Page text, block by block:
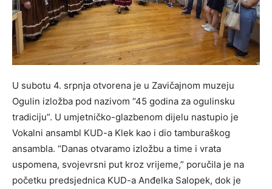
U subotu 4. srpnja otvorena je u Zavičajnom muzeju
Ogulin izložba pod nazivom “45 godina za ogulinsku
tradiciju”. U umjetničko-glazbenom dijelu nastupio je
Vokalni ansambl KUD-a Klek kao i dio tamburaškog
ansambla. “Danas otvaramo izložbu a time i vrata
uspomena, svojevrsni put kroz vrijeme,” poručila je na
početku predsjednica KUD-a Anđelka Salopek, dok je